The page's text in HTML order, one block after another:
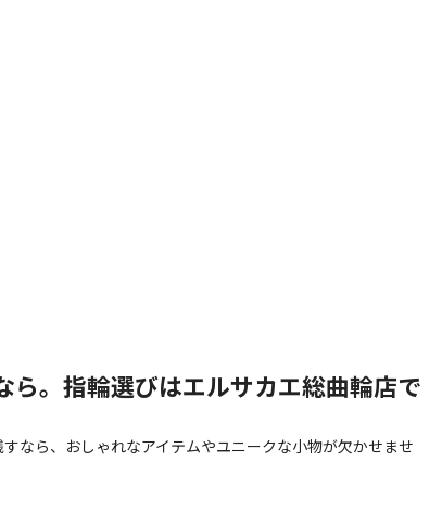
ら。指輪選びはエルサカエ総曲輪店で
なら、おしゃれなアイテムやユニークな小物が欠かせませ